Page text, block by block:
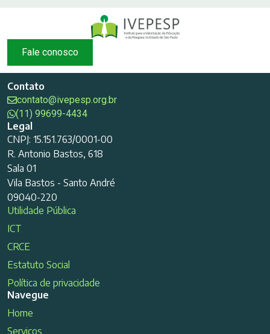
Fale conosco
Contato
contato@ivepesp.org.br
(11) 99699-4434
Legal
CNPJ: 15.151.763/0001-00
R. Antonio Bastos, 618
Sala 01
Vila Bastos - Santo André
09040-220
Utilidade Pública
ICT
CRCE
Estatuto Social
Política de privacidade
Navegue
Home
Serviços